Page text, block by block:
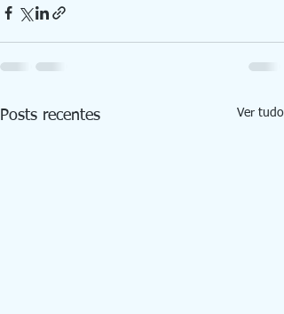
Posts recentes Ver tudo